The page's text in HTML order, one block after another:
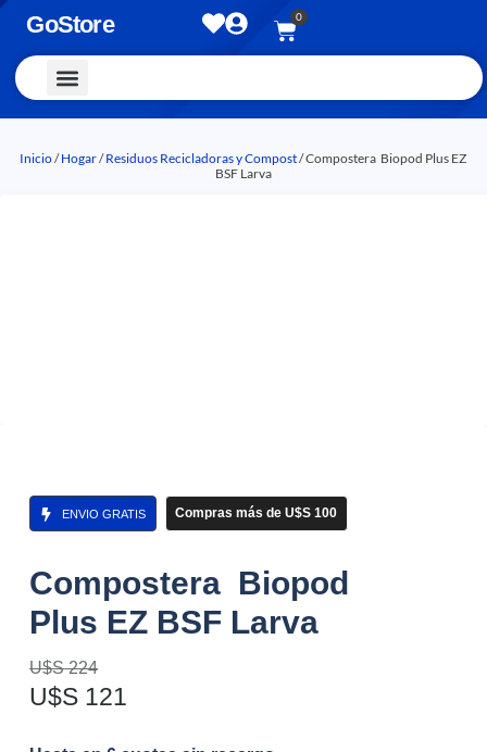
GoStore 0
Inicio/Hogar/Residuos Recicladoras y Compost/ Compostera Biopod Plus EZ
BSF Larva
ENVIO GRATIS Compras más de U$S 100
Compostera Biopod
Plus EZ BSF Larva
U$S224
U$S 121